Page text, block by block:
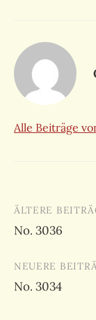
Alle Beiträge
ÄLTERE
No. 3036
NEUERE
No. 3034